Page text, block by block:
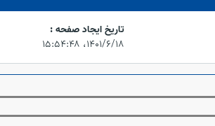
تاریخ ایجاد صفحه :
۱۴۰۱/۶/۱۸،‏ ۱۵:۵۴:۴۸